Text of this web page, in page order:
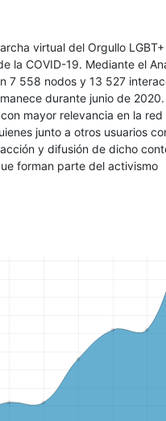
virtual del Orgullo
la COVID-19. Mediante el
7 558 nodos y 13 527
durante junio de
mayor relevancia en la red
junto a otros usuarios
y difusión de dicho
forman parte del activismo